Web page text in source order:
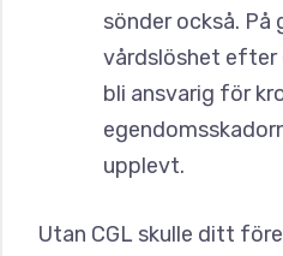
sönder också. På
vårdslöshet efter
bli ansvarig för
upplevt.
Utan CGL skulle ditt